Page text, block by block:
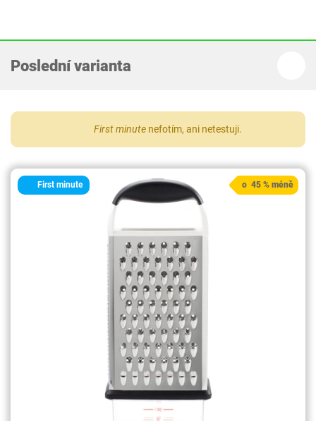
Poslední varianta
First minute nefotím, ani netestuji.
First minute o 45 % méně